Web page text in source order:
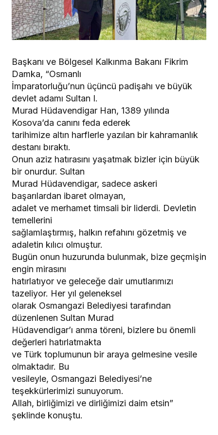
Başkanı ve Bölgesel Kalkınma Bakanı Fikrim
Damka, “Osmanlı
İmparatorluğu’nun üçüncü padişahı ve büyük
devlet adamı Sultan I.
Murad Hüdavendigar Han, 1389 yılında
Kosova’da canını feda ederek
tarihimize altın harflerle yazılan bir kahramanlık
destanı bıraktı.
Onun aziz hatırasını yaşatmak bizler için büyük
bir onurdur. Sultan
Murad Hüdavendigar, sadece askeri
başarılardan ibaret olmayan,
adalet ve merhamet timsali bir liderdi. Devletin
temellerini
sağlamlaştırmış, halkın refahını gözetmiş ve
adaletin kılıcı olmuştur.
Bugün onun huzurunda bulunmak, bize geçmişin
engin mirasını
hatırlatıyor ve geleceğe dair umutlarımızı
tazeliyor. Her yıl geleneksel
olarak Osmangazi Belediyesi tarafından
düzenlenen Sultan Murad
Hüdavendigar’ı anma töreni, bizlere bu önemli
değerleri hatırlatmakta
ve Türk toplumunun bir araya gelmesine vesile
olmaktadır. Bu
vesileyle, Osmangazi Belediyesi’ne
teşekkürlerimizi sunuyorum.
Allah, birliğimizi ve dirliğimizi daim etsin”
şeklinde konuştu.